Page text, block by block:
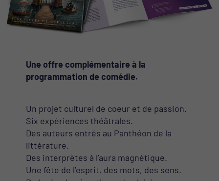
Une offre complémentaire à la
programmation de comédie.
Un projet culturel de coeur et de passion.
Six expériences théâtrales.
Des auteurs entrés au Panthéon de la
littérature.
Des interprètes à l’aura magnétique.
Une fête de l’esprit, des mots, des sens.